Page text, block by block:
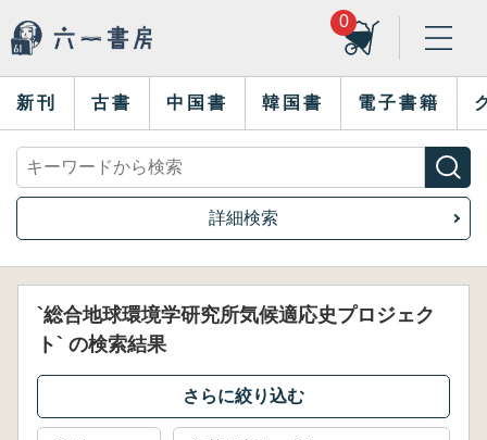
0
新刊 古書 中国書 韓国書 電子書籍
詳細検索
`総合地球環境学研究所気候適応史プロジェク
ト` の検索結果